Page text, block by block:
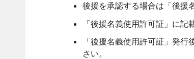
後援を承認する場合は「後援
「後援名義使用許可証」に記
「後援名義使用許可証」発
さい。